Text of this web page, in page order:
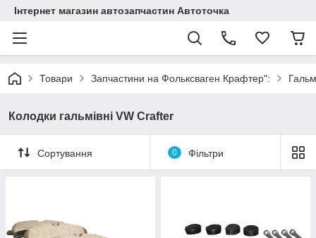
Інтернет магазин автозапчастин Автоточка
Товари Запчастини на Фольксваген Крафтер":
Колодки гальмівні VW Crafter
Сортування 0 Фільтри